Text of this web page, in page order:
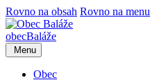
Rovno na obsah Rovno na menu
obecBaláže
Menu
Obec